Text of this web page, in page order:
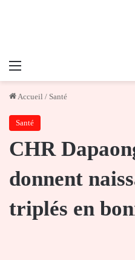
Menu
Accueil / Santé
Santé
CHR
donnent
triplés en